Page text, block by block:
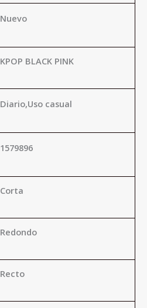
Nuevo
KPOP BLACK PINK
Diario,Uso casual
1579896
Corta
Redondo
Recto